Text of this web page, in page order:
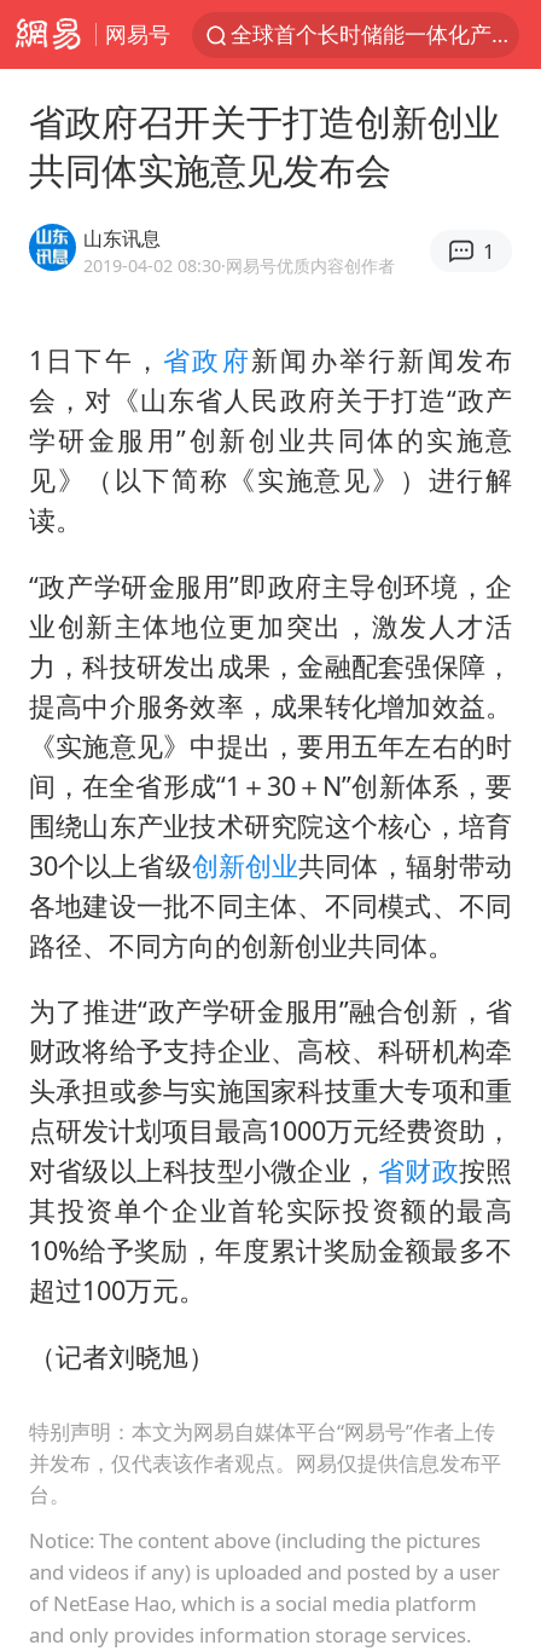
网易号
全球首个长时储能一体化产业园量产
“秋天的第一杯奶茶”6岁了
胜宏科技：股票交易异常波动
国乒男单横滨冠军赛全军覆没
胡彦斌获《歌手2026》歌王
U17国足三连胜晋级明日之星半决赛
名创优品回应女子吐槽内裤质量差
日本试射“战斧”导弹，国防部回应
百花奖开幕式
胡彦斌韩磊 谁帮谁
夯实基础开新局
省政府召开关于打造创新创业
共同体实施意见发布会
山东讯息
2019-04-02 08:30·网易号优质内容创作者
1
1日下午， 省政府新闻办举行新闻发布
会，对《山东省人民政府关于打造“政产
学研金服用”创新创业共同体的实施意
见》（以下简称《实施意见》）进行解
读。
“政产学研金服用”即政府主导创环境，企
业创新主体地位更加突出，激发人才活
力，科技研发出成果，金融配套强保障，
提高中介服务效率，成果转化增加效益。
《实施意见》中提出，要用五年左右的时
间，在全省形成“1＋30＋N”创新体系，要
围绕山东产业技术研究院这个核心，培育
30个以上省级创新创业共同体，辐射带动
各地建设一批不同主体、不同模式、不同
路径、不同方向的创新创业共同体。
为了推进“政产学研金服用”融合创新，省
财政将给予支持企业、高校、科研机构牵
头承担或参与实施国家科技重大专项和重
点研发计划项目最高1000万元经费资助，
对省级以上科技型小微企业， 省财政按照
其投资单个企业首轮实际投资额的最高
10%给予奖励，年度累计奖励金额最多不
超过100万元。
（记者刘晓旭）
特别声明：本文为网易自媒体平台“网易号”作者上传
并发布，仅代表该作者观点。网易仅提供信息发布平
台。
Notice: The content above (including the pictures
and videos if any) is uploaded and posted by a user
of NetEase Hao, which is a social media platform
and only provides information storage services.